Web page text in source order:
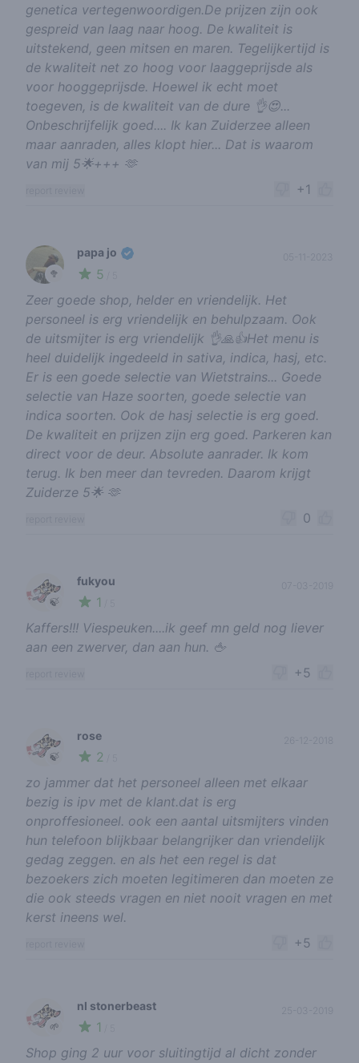
genetica vertegenwoordigen.De prijzen zijn ook
gespreid van laag naar hoog. De kwaliteit is
uitstekend, geen mitsen en maren. Tegelijkertijd is
de kwaliteit net zo hoog voor laaggeprijsde als
voor hooggeprijsde. Hoewel ik echt moet
toegeven, is de kwaliteit van de dure 👌😍...
Onbeschrijfelijk goed.... Ik kan Zuiderzee alleen
maar aanraden, alles klopt hier... Dat is waarom
van mij 5🌟+++ 🫶
+1
🥦
papa jo
5
05-11-2023
Zeer goede shop, helder en vriendelijk. Het
personeel is erg vriendelijk en behulpzaam. Ook
de uitsmijter is erg vriendelijk 👌🙏👍Het menu is
heel duidelijk ingedeeld in sativa, indica, hasj, etc.
Er is een goede selectie van Wietstrains... Goede
selectie van Haze soorten, goede selectie van
indica soorten. Ook de hasj selectie is erg goed.
De kwaliteit en prijzen zijn erg goed. Parkeren kan
direct voor de deur. Absolute aanrader. Ik kom
terug. Ik ben meer dan tevreden. Daarom krijgt
Zuiderze 5🌟 🫶
0
🍃
fukyou
1
07-03-2019
Kaffers!!! Viespeuken....ik geef mn geld nog liever
aan een zwerver, dan aan hun. 🖕
+5
🍃
rose
2
zo jammer dat het personeel alleen met elkaar
bezig is ipv met de klant.dat is erg
onproffesioneel. ook een aantal uitsmijters vinden
hun telefoon blijkbaar belangrijker dan vriendelijk
gedag zeggen. en als het een regel is dat
bezoekers zich moeten legitimeren dan moeten ze
die ook steeds vragen en niet nooit vragen en met
kerst ineens wel.
+5
🌱
nl stonerbeast
1
25-03-2019
Shop ging 2 uur voor sluitingtijd al dicht zonder